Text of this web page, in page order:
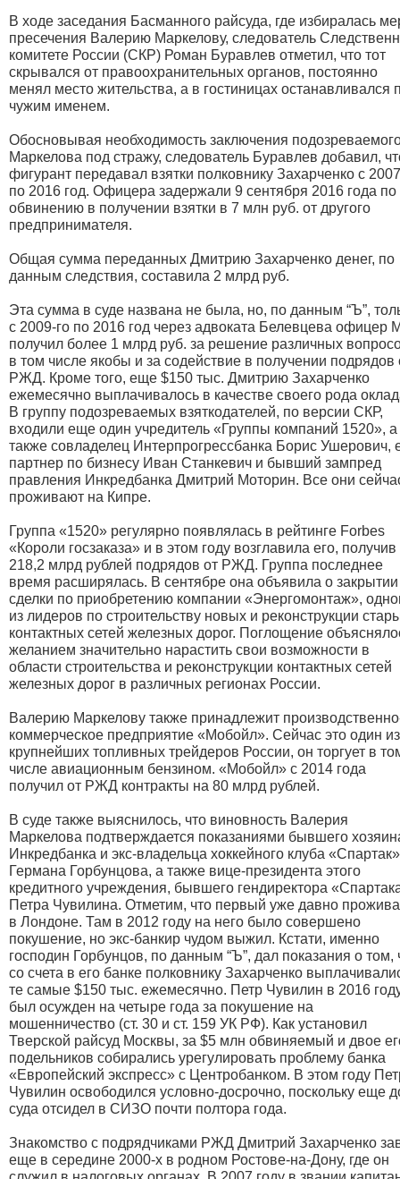
В ходе заседания Басманного райсуда, где избиралась
пресечения Валерию Маркелову, следователь
комитете России (СКР) Роман Буравлев отметил, что тот
скрывался от правоохранительных органов, постоянно
менял место жительства, а в гостиницах останавливался
чужим именем.
Обосновывая необходимость заключения
Маркелова под стражу, следователь Буравлев добавил,
фигурант передавал взятки полковнику Захарченко с
по 2016 год. Офицера задержали 9 сентября 2016 года по
обвинению в получении взятки в 7 млн руб. от другого
предпринимателя.
Общая сумма переданных Дмитрию Захарченко денег, по
данным следствия, составила 2 млрд руб.
Эта сумма в суде названа не была, но, по данным “Ъ”,
с 2009-го по 2016 год через адвоката Белевцева офицер
получил более 1 млрд руб. за решение различных
в том числе якобы и за содействие в получении подрядов
РЖД. Кроме того, еще $150 тыс. Дмитрию Захарченко
ежемесячно выплачивалось в качестве своего рода
В группу подозреваемых взяткодателей, по версии СКР,
входили еще один учредитель «Группы компаний 1520», а
также совладелец Интерпрогрессбанка Борис Ушерович,
партнер по бизнесу Иван Станкевич и бывший зампред
правления Инкредбанка Дмитрий Моторин. Все они
проживают на Кипре.
Группа «1520» регулярно появлялась в рейтинге Forbes
«Короли госзаказа» и в этом году возглавила его, получив
218,2 млрд рублей подрядов от РЖД. Группа последнее
время расширялась. В сентябре она объявила о закрытии
сделки по приобретению компании «Энергомонтаж»,
из лидеров по строительству новых и реконструкции
контактных сетей железных дорог. Поглощение
желанием значительно нарастить свои возможности в
области строительства и реконструкции контактных сетей
железных дорог в различных регионах России.
Валерию Маркелову также принадлежит
коммерческое предприятие «Мобойл». Сейчас это один из
крупнейших топливных трейдеров России, он торгует в
числе авиационным бензином. «Мобойл» с 2014 года
получил от РЖД контракты на 80 млрд рублей.
В суде также выяснилось, что виновность Валерия
Маркелова подтверждается показаниями бывшего
Инкредбанка и экс-владельца хоккейного клуба «Спартак»
Германа Горбунцова, а также вице-президента этого
кредитного учреждения, бывшего гендиректора
Петра Чувилина. Отметим, что первый уже давно
в Лондоне. Там в 2012 году на него было совершено
покушение, но экс-банкир чудом выжил. Кстати, именно
господин Горбунцов, по данным “Ъ”, дал показания о том,
со счета в его банке полковнику Захарченко
те самые $150 тыс. ежемесячно. Петр Чувилин в 2016
был осужден на четыре года за покушение на
мошенничество (ст. 30 и ст. 159 УК РФ). Как установил
Тверской райсуд Москвы, за $5 млн обвиняемый и двое
подельников собирались урегулировать проблему банка
«Европейский экспресс» с Центробанком. В этом году
Чувилин освободился условно-досрочно, поскольку еще
суда отсидел в СИЗО почти полтора года.
Знакомство с подрядчиками РЖД Дмитрий Захарченко
еще в середине 2000-х в родном Ростове-на-Дону, где он